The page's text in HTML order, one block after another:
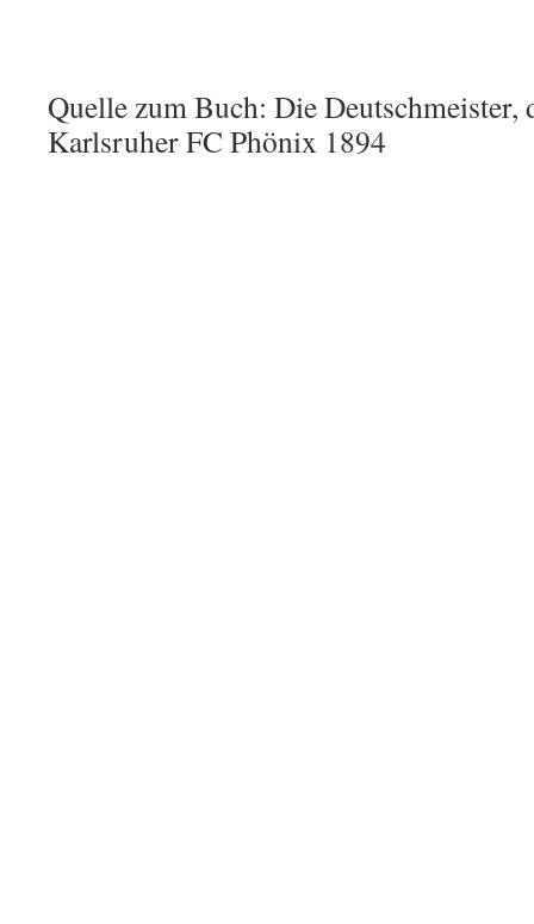
Quelle zum Buch: Die Deutschmeister,
Karlsruher FC Phönix 1894